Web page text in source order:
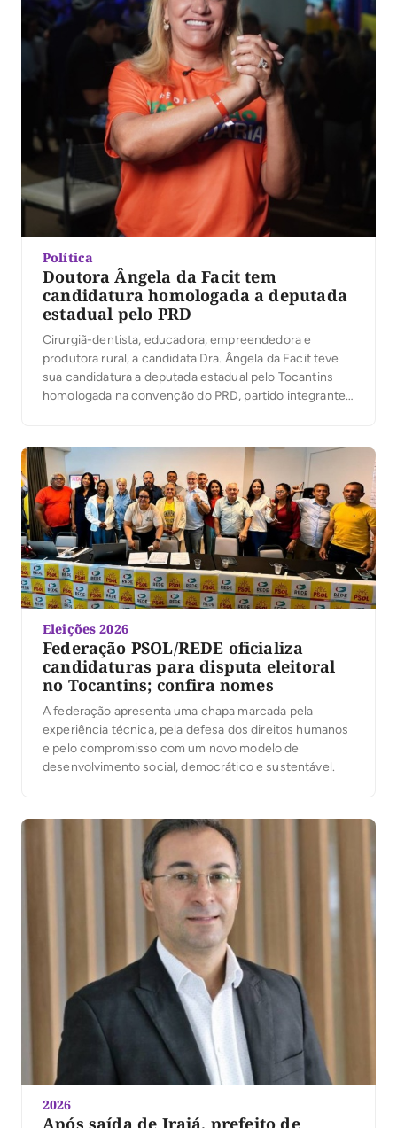
Política
Doutora Ângela da Facit tem
candidatura homologada a deputada
estadual pelo PRD
Cirurgiã-dentista, educadora, empreendedora e
produtora rural, a candidata Dra. Ângela da Facit teve
sua candidatura a deputada estadual pelo Tocantins
homologada na convenção do PRD, partido integrante
oficializou a senadora Professora Dorinha como
candidata ao governo estadual, reforçando a sintonia
entre […]
Eleições 2026
Federação PSOL/REDE oficializa
candidaturas para disputa eleitoral
no Tocantins; confira nomes
A federação apresenta uma chapa marcada pela
experiência técnica, pela defesa dos direitos humanos
e pelo compromisso com um novo modelo de
desenvolvimento social, democrático e sustentável.
2026
Após saída de Irajá, prefeito de